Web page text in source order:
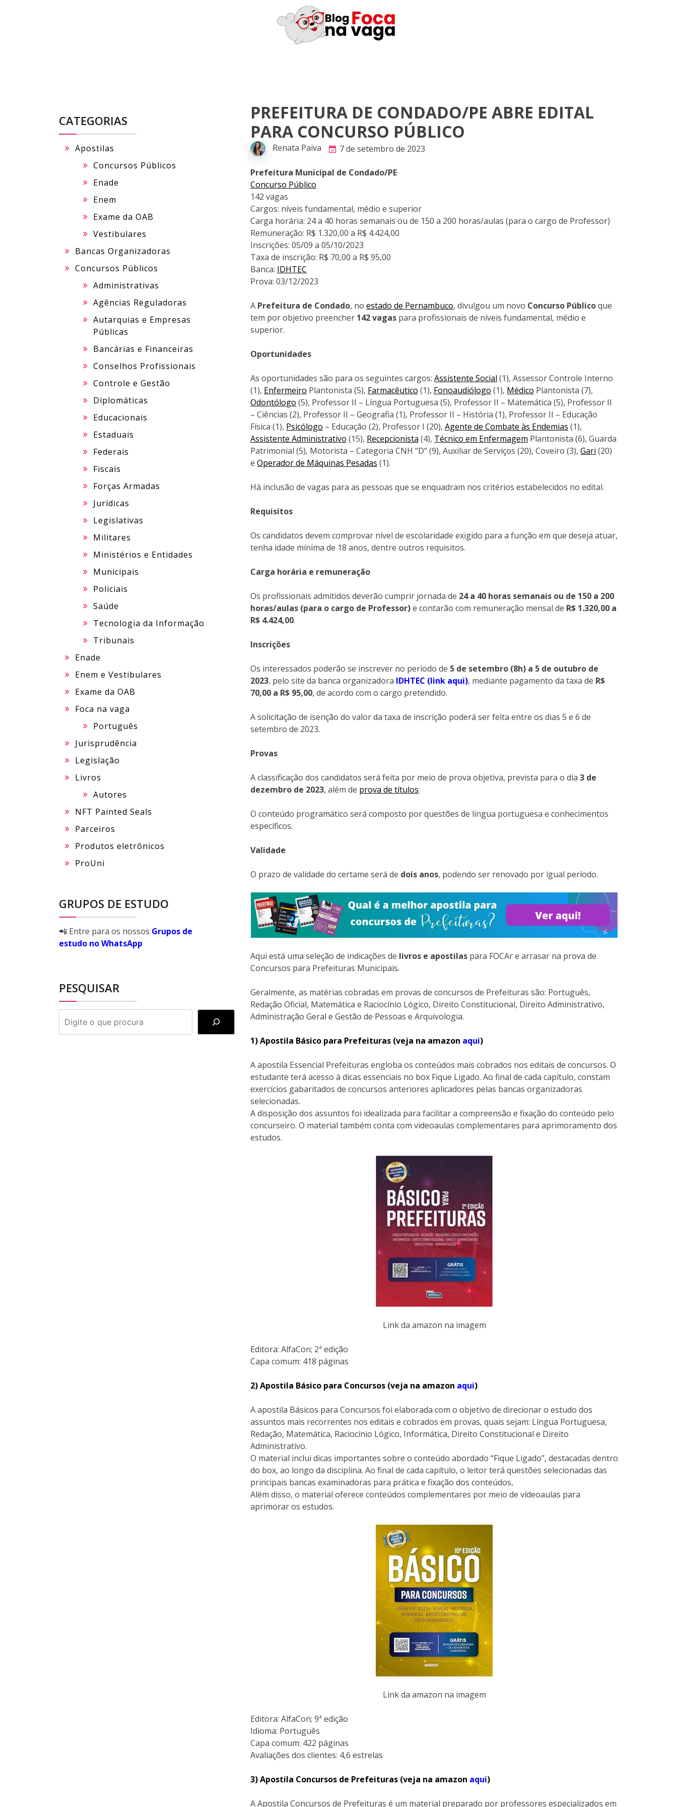
PREFEITURA DE CONDADO/PE ABRE EDITAL
PARA CONCURSO PÚBLICO
Renata Paiva 7 de setembro de 2023
Prefeitura Municipal de Condado/PE
Concurso Público
142 vagas
Cargos: níveis fundamental, médio e superior
Carga horária: 24 a 40 horas semanais ou de 150 a 200 horas/aulas (para o cargo de Professor)
Remuneração: R$ 1.320,00 a R$ 4.424,00
Inscrições: 05/09 a 05/10/2023
Taxa de inscrição: R$ 70,00 a R$ 95,00
Banca: IDHTEC
Prova: 03/12/2023
A Prefeitura de Condado, no estado de Pernambuco, divulgou um novo Concurso Públicoque
tem por objetivo preencher 142 vagas para profissionais de níveis fundamental, médio e
superior.
Oportunidades
As oportunidades são para os seguintes cargos: Assistente Social (1), Assessor Controle Interno
(1), Enfermeiro Plantonista (5), Farmacêutico (1), Fonoaudiólogo (1), Médico Plantonista (7),
Odontólogo (5), Professor II – Língua Portuguesa (5), Professor II – Matemática (5), Professor II
– Ciências (2), Professor II – Geografia (1), Professor II – História (1), Professor II – Educação
Física (1), Psicólogo – Educação (2), Professor I (20), Agente de Combate às Endemias (1),
Assistente Administrativo (15), Recepcionista (4), Técnico em Enfermagem Plantonista (6), Guarda
Patrimonial (5), Motorista – Categoria CNH “D” (9), Auxiliar de Serviços (20), Coveiro (3), Gari (20)
e Operador de Máquinas Pesadas (1).
Há inclusão de vagas para as pessoas que se enquadram nos critérios estabelecidos no edital.
Requisitos
Os candidatos devem comprovar nível de escolaridade exigido para a função em que deseja atuar,
tenha idade mínima de 18 anos, dentre outros requisitos.
Carga horária e remuneração
Os profissionais admitidos deverão cumprir jornada de 24 a 40 horas semanais ou de 150 a 200
horas/aulas (para o cargo de Professor)e contarão com remuneração mensal de R$ 1.320,00 a
R$ 4.424,00.
Inscrições
Os interessados poderão se inscrever no período de 5 de setembro (8h) a 5 de outubro de
2023, pelo site da banca organizadora IDHTEC (link aqui), mediante pagamento da taxa de R$
70,00 a R$ 95,00, de acordo com o cargo pretendido.
A solicitação de isenção do valor da taxa de inscrição poderá ser feita entre os dias 5 e 6 de
setembro de 2023.
Provas
A classificação dos candidatos será feita por meio de prova objetiva, prevista para o dia 3 de
dezembro de 2023, além de prova de títulos.
O conteúdo programático será composto por questões de língua portuguesa e conhecimentos
específicos.
Validade
O prazo de validade do certame será de dois anos, podendo ser renovado por igual período.
Aqui está uma seleção de indicações de livros e apostilas para FOCAr e arrasar na prova de
Concursos para Prefeituras Municipais.
Geralmente, as matérias cobradas em provas de concursos de Prefeituras são: Português,
Redação Oficial, Matemática e Raciocínio Lógico, Direito Constitucional, Direito Administrativo,
Administração Geral e Gestão de Pessoas e Arquivologia.
1) Apostila Básico para Prefeituras (veja na amazon aqui)
A apostila Essencial Prefeituras engloba os conteúdos mais cobrados nos editais de concursos. O
estudante terá acesso à dicas essenciais no box Fique Ligado. Ao final de cada capítulo, constam
exercícios gabaritados de concursos anteriores aplicadores pelas bancas organizadoras
selecionadas.
A disposição dos assuntos foi idealizada para facilitar a compreensão e fixação do conteúdo pelo
concurseiro. O material também conta com videoaulas complementares para aprimoramento dos
estudos.
Link da amazon na imagem
Editora:‎ AlfaCon; 2ª edição
Capa comum:‎ 418 páginas
2) Apostila Básico para Concursos (veja na amazon aqui)
A apostila Básicos para Concursos foi elaborada com o objetivo de direcionar o estudo dos
assuntos mais recorrentes nos editais e cobrados em provas, quais sejam: Língua Portuguesa,
Redação, Matemática, Raciocínio Lógico, Informática, Direito Constitucional e Direito
Administrativo.
O material inclui dicas importantes sobre o conteúdo abordado “Fique Ligado”, destacadas dentro
do box, ao longo da disciplina. Ao final de cada capítulo, o leitor terá questões selecionadas das
principais bancas examinadoras para prática e fixação dos conteúdos,
Além disso, o material oferece conteúdos complementares por meio de vídeoaulas para
aprimorar os estudos.
Link da amazon na imagem
Editora: AlfaCon; 9ª edição
Idioma: Português
Capa comum: 422 páginas
Avaliações dos clientes: 4,6 estrelas
3) Apostila Concursos de Prefeituras (veja na amazon aqui)
A Apostila Concursos de Prefeituras é um material preparado por professores especializados em
CATEGORIAS
Apostilas
Concursos Públicos
Enade
Enem
Exame da OAB
Vestibulares
Bancas Organizadoras
Concursos Públicos
Administrativas
Agências Reguladoras
Autarquias e Empresas
Públicas
Bancárias e Financeiras
Conselhos Profissionais
Controle e Gestão
Diplomáticas
Educacionais
Estaduais
Federais
Fiscais
Forças Armadas
Jurídicas
Legislativas
Militares
Ministérios e Entidades
Municipais
Policiais
Saúde
Tecnologia da Informação
Tribunais
Enade
Enem e Vestibulares
Exame da OAB
Foca na vaga
Português
Jurisprudência
Legislação
Livros
Autores
NFT Painted Seals
Parceiros
Produtos eletrônicos
ProUni
GRUPOS DE ESTUDO
📲 Entre para os nossos Grupos de
estudo no WhatsApp
PESQUISAR
PESQUISAR